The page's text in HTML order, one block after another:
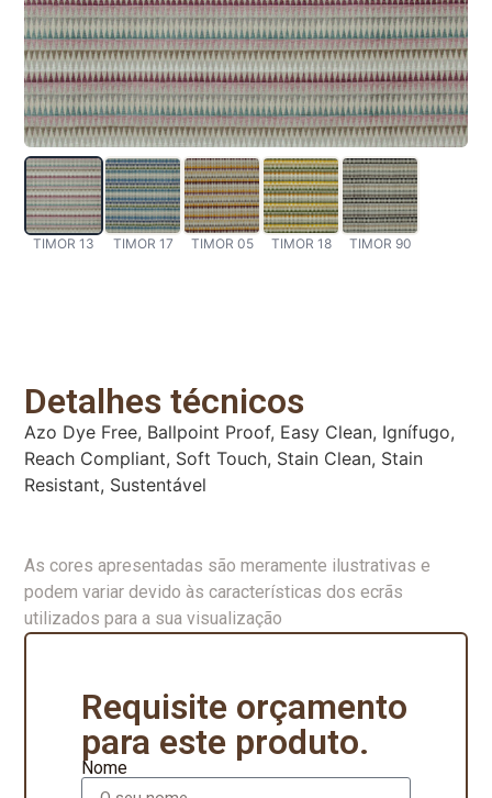
TIMOR 13 TIMOR 17 TIMOR 05 TIMOR 18 TIMOR 90
Detalhes técnicos
Azo Dye Free, Ballpoint Proof, Easy Clean, Ignífugo,
Reach Compliant, Soft Touch, Stain Clean, Stain
Resistant, Sustentável
As cores apresentadas são meramente ilustrativas e
podem variar devido às características dos ecrãs
utilizados para a sua visualização
Requisite orçamento
para este produto.
Nome